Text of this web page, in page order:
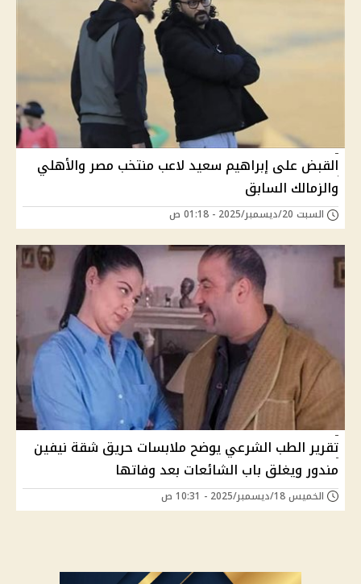
القبض على إبراهيم سعيد لاعب منتخب مصر والأهلي
والزمالك السابق
السبت 20/ديسمبر/2025 - 01:18 ص
تقرير الطب الشرعي يوضح ملابسات حريق شقة نيفين
مندور ويغلق باب الشائعات بعد وفاتها
الخميس 18/ديسمبر/2025 - 10:31 ص